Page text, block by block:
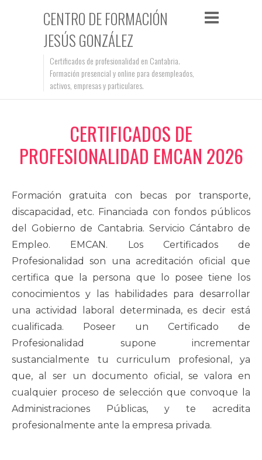
CENTRO DE FORMACIÓN
JESÚS GONZÁLEZ
Certificados de profesionalidad en Cantabria.
Formación presencial y online para desempleados,
activos, empresas y particulares.
CERTIFICADOS DE
PROFESIONALIDAD EMCAN 2026
Formación gratuita con becas por transporte,
discapacidad, etc. Financiada con fondos públicos
del Gobierno de Cantabria. Servicio Cántabro de
Empleo. EMCAN. Los Certificados de
Profesionalidad son una acreditación oficial que
certifica que la persona que lo posee tiene los
conocimientos y las habilidades para desarrollar
una actividad laboral determinada, es decir está
cualificada. Poseer un Certificado de
Profesionalidad supone incrementar
sustancialmente tu curriculum profesional, ya
que, al ser un documento oficial, se valora en
cualquier proceso de selección que convoque la
Administraciones Públicas, y te acredita
profesionalmente ante la empresa privada.